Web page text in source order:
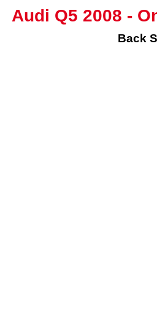
Audi Q5 2008 -
Back